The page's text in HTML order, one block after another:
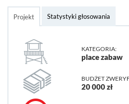
Projekt Statystyki głosowania
KATEGORIA:
place zabaw
BUDŻET
20 000 zł